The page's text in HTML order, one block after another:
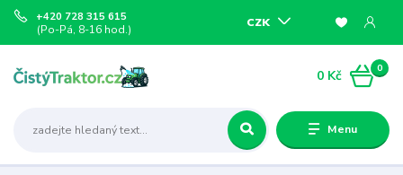
Menu
CZK
+420 728 315 615
(Po-Pá, 8-16 hod.)
0
0 Kč